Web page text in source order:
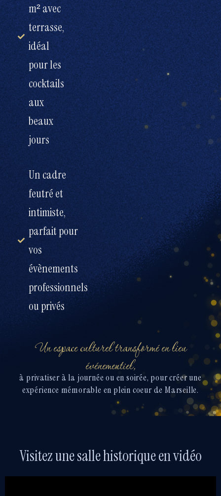
m² avec
terrasse,
idéal
pour les
cocktails
aux
beaux
jours
Un cadre
feutré et
intimiste,
parfait pour
vos
évènements
professionnels
ou privés
Unespace culturel transformé en lieu
événementiel,
à privatiser à la journée ou en soirée, pour créer une
expérience mémorable en plein coeur de Marseille.
Visitez une salle historique en vidéo